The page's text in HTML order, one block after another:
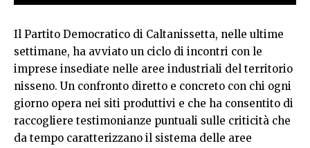
Il Partito Democratico di Caltanissetta, nelle ultime
settimane, ha avviato un ciclo di incontri con le
imprese insediate nelle aree industriali del territorio
nisseno. Un confronto diretto e concreto con chi ogni
giorno opera nei siti produttivi e che ha consentito di
raccogliere testimonianze puntuali sulle criticità che
da tempo caratterizzano il sistema delle aree